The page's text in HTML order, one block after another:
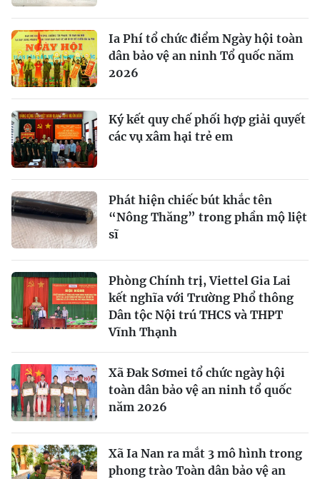
Ia Phí tổ chức điểm Ngày hội toàn
dân bảo vệ an ninh Tổ quốc năm
2026
Ký kết quy chế phối hợp giải quyết
các vụ xâm hại trẻ em
Phát hiện chiếc bút khắc tên
“Nông Thăng” trong phần mộ liệt
sĩ
Phòng Chính trị, Viettel Gia Lai
kết nghĩa với Trường Phổ thông
Dân tộc Nội trú THCS và THPT
Vĩnh Thạnh
Xã Đak Sơmei tổ chức ngày hội
toàn dân bảo vệ an ninh tổ quốc
năm 2026
Xã Ia Nan ra mắt 3 mô hình trong
phong trào Toàn dân bảo vệ an